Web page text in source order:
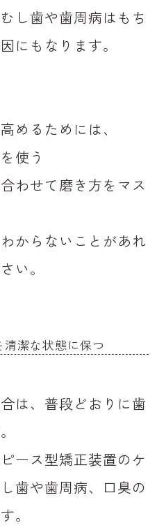
し歯や歯周病はもち
にもなります。
めるためには、
使う
わせて磨き方をマス
からないことがあれ
い。
潔な状態に保つ
は、普段どおりに歯
ース型矯正装置のケ
歯や歯周病、口臭の
。